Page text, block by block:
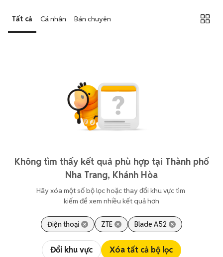
Tất cả Cá nhân Bán chuyên
Không tìm thấy kết quả phù hợp tại Thành phố
Nha Trang, Khánh Hòa
Hãy xóa một số bộ lọc hoặc thay đổi khu vực tìm
kiếm để xem nhiều kết quả hơn
Điện thoại ZTE Blade A52
Đổi khu vực Xóa tất cả bộ lọc